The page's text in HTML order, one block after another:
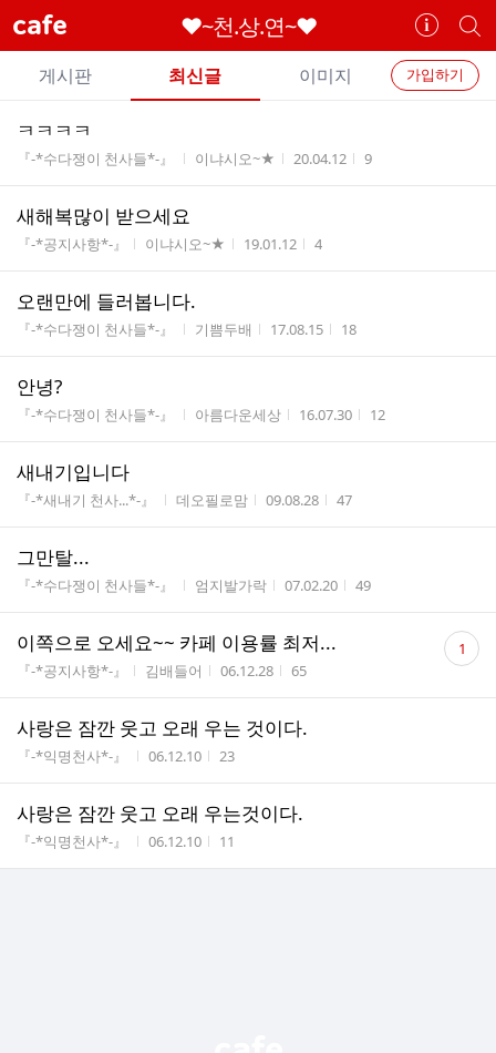
cafe ♥~천.상.연~♥
카
페
정
보
개
별
카
페
카
메
가입하기
게시판 최신글 이미지
글
리
ㅋㅋㅋㅋ
게시판명
『-*수다쟁이 천사들*-』 작성자
이냐시오~★ 작성시간
20.04.12 조회수
9
새해복많이 받으세요
게시판명
『-*공지사항*-』 작성자
이냐시오~★ 작성시간
19.01.12 조회수
4
오랜만에 들러봅니다.
게시판명
『-*수다쟁이 천사들*-』 작성자
기쁨두배 작성시간
17.08.15 조회수
18
안녕?
게시판명
『-*수다쟁이 천사들*-』 작성자
아름다운세상 작성시간
16.07.30 조회수
12
새내기입니다
게시판명
『-*새내기 천사...*-』 작성자
데오필로맘 작성시간
09.08.28 조회수
47
그만탈...
게시판명
『-*수다쟁이 천사들*-』 작성자
엄지발가락 작성시간
07.02.20 조회수
49
이쪽으로 오세요~~ 카페 이용률 최저...
게시판명
『-*공지사항*-』 작성자
김배들어 작성시간
06.12.28 조회수
65
댓
글 1
사랑은 잠깐 웃고 오래 우는 것이다.
게시판명
『-*익명천사*-』 작성시간
06.12.10 조회수
23
사랑은 잠깐 웃고 오래 우는것이다.
게시판명
『-*익명천사*-』 작성시간
06.12.10 조회수
11